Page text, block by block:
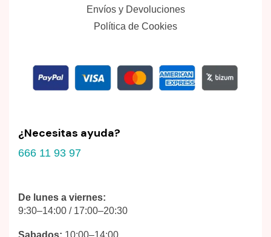
Envíos y Devoluciones
Política de Cookies
¿Necesitas ayuda?
666 11 93 97
De lunes a viernes:
9:30–14:00 / 17:00–20:30